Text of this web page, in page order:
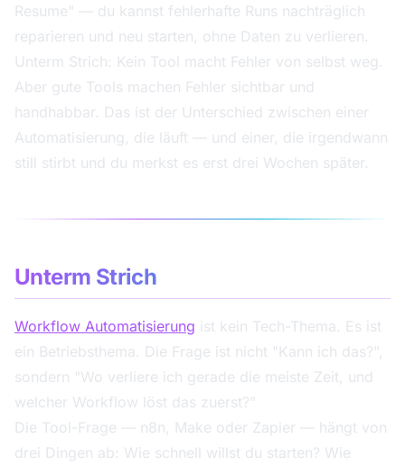
Resume" — du kannst fehlerhafte Runs nachträglich
reparieren und neu starten, ohne Daten zu verlieren.
Unterm Strich: Kein Tool macht Fehler von selbst weg.
Aber gute Tools machen Fehler sichtbar und
handhabbar. Das ist der Unterschied zwischen einer
Automatisierung, die läuft — und einer, die irgendwann
still stirbt und du merkst es erst drei Wochen später.
Unterm Strich
Workflow Automatisierung ist kein Tech-Thema. Es ist
ein Betriebsthema. Die Frage ist nicht "Kann ich das?",
sondern "Wo verliere ich gerade die meiste Zeit, und
welcher Workflow löst das zuerst?"
Die Tool-Frage — n8n, Make oder Zapier — hängt von
drei Dingen ab: Wie schnell willst du starten? Wie